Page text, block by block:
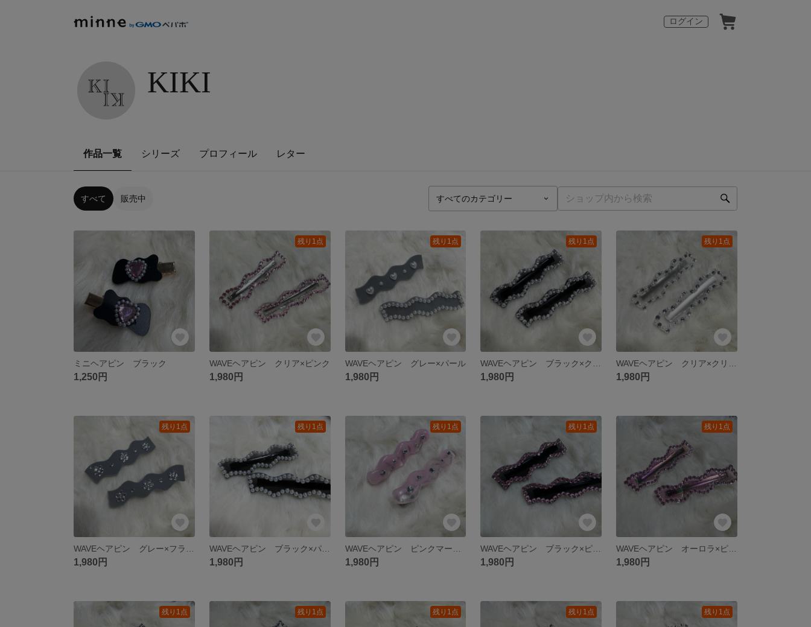
ログイン
KIKI
作品一覧 シリーズ プロフィール レター
すべて 販売中
ミニヘアピン ブラック
1,250円
残り1点
WAVEヘアピン クリア×ピンク
1,980円
残り1点
WAVEヘアピン グレー×パール
1,980円
残り1点
1,980円
残り1点
1,980円
残り1点
1,980円
残り1点
WAVEヘアピン ブラック×パール
1,980円
残り1点
1,980円
残り1点
1,980円
残り1点
1,980円
残り1点 残り1点 残り1点 残り1点 残り1点